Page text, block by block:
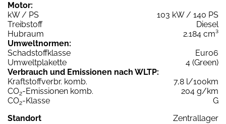
Motor:
kW / PS
103 kW / 140 PS
Treibstoff
Diesel
Hubraum
2.184 cm³
Umweltnormen:
Schadstoffklasse
Euro6
Umweltplakette
4 (Green)
Verbrauch und Emissionen nach WLTP:
Kraftstoffverbr. komb.
7,8 l/100km
CO2-Emissionen komb.
204 g/km
CO2-Klasse
G
Standort
Zentrallager